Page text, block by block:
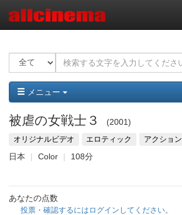
メニュー
被虐の女戦士３ 2001
オリジナルビデオ エロティック アクション
日本 Color 108分
あなたの点数
投票・確認するにはログインしてください。